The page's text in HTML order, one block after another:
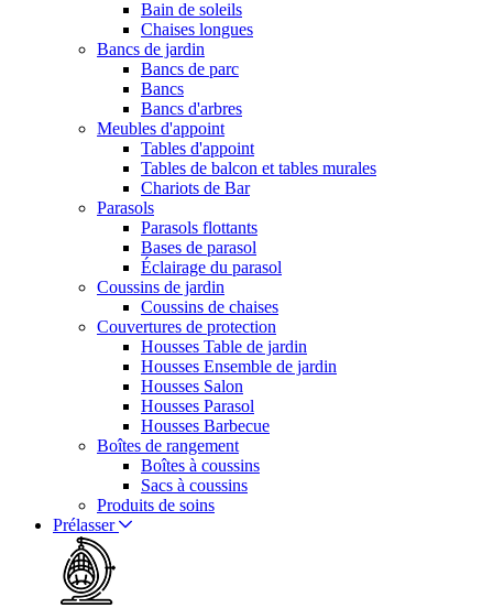
Bain de soleils
Chaises longues
Bancs de jardin
Bancs de parc
Bancs
Bancs d'arbres
Meubles d'appoint
Tables d'appoint
Tables de balcon et tables murales
Chariots de Bar
Parasols
Parasols flottants
Bases de parasol
Éclairage du parasol
Coussins de jardin
Coussins de chaises
Couvertures de protection
Housses Table de jardin
Housses Ensemble de jardin
Housses Salon
Housses Parasol
Housses Barbecue
Boîtes de rangement
Boîtes à coussins
Sacs à coussins
Produits de soins
Prélasser